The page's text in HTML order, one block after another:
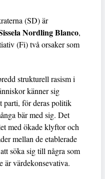
(SD) är
Nordling Blanco,
(Fi) två orsaker som
strukturell rasism i
känner sig
parti, för deras politik
bär med sig. Det
med ökade klyftor och
mellan de etablerade
söka sig till några som
är värdekonsevativa.